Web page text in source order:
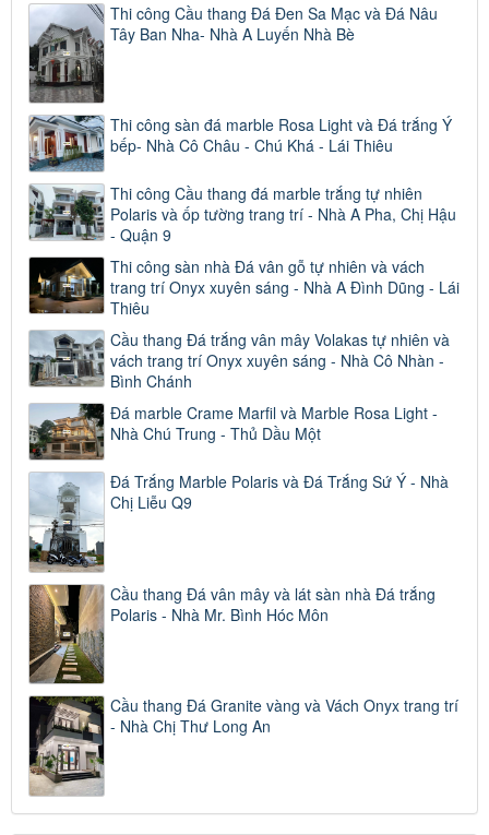
Thi công Cầu thang Đá Đen Sa Mạc và Đá Nâu
Tây Ban Nha- Nhà A Luyến Nhà Bè
Thi công sàn đá marble Rosa Light và Đá trắng Ý
bếp- Nhà Cô Châu - Chú Khá - Lái Thiêu
Thi công Cầu thang đá marble trắng tự nhiên
Polaris và ốp tường trang trí - Nhà A Pha, Chị Hậu
- Quận 9
Thi công sàn nhà Đá vân gỗ tự nhiên và vách
trang trí Onyx xuyên sáng - Nhà A Đình Dũng - Lái
Thiêu
Cầu thang Đá trắng vân mây Volakas tự nhiên và
vách trang trí Onyx xuyên sáng - Nhà Cô Nhàn -
Bình Chánh
Đá marble Crame Marfil và Marble Rosa Light -
Nhà Chú Trung - Thủ Dầu Một
Đá Trắng Marble Polaris và Đá Trắng Sứ Ý - Nhà
Chị Liễu Q9
Cầu thang Đá vân mây và lát sàn nhà Đá trắng
Polaris - Nhà Mr. Bình Hóc Môn
Cầu thang Đá Granite vàng và Vách Onyx trang trí
- Nhà Chị Thư Long An